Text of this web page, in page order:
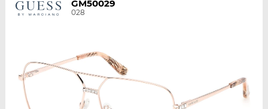
GM50029
028